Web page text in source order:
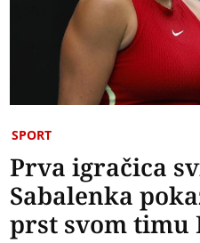
SPORT
Prva igračica
Sabalenka
prst svom timu